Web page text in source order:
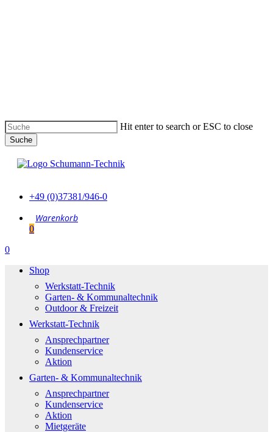
Hit enter to search or ESC to close
Suche
schließen
+49 (0)37381/946-0
0
Menu
0
Shop
Werkstatt-Technik
Garten- & Kommunaltechnik
Outdoor & Freizeit
Werkstatt-Technik
Ansprechpartner
Kundenservice
Aktion
Garten- & Kommunaltechnik
Ansprechpartner
Kundenservice
Aktion
Mietgeräte